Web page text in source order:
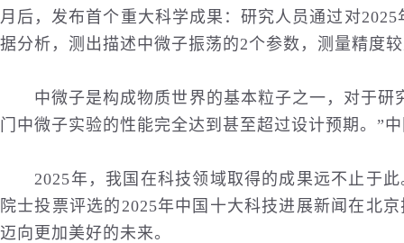
月后，发布首个重大科学成果：研究人员通过对
据分析，测出描述中微子振荡的2个参数，测量精度
中微子是构成物质世界的基本粒子之一，对于研
门中微子实验的性能完全达到甚至超过设计预期。”
2025年，我国在科技领域取得的成果远不止于此
院士投票评选的2025年中国十大科技进展新闻在北
迈向更加美好的未来。